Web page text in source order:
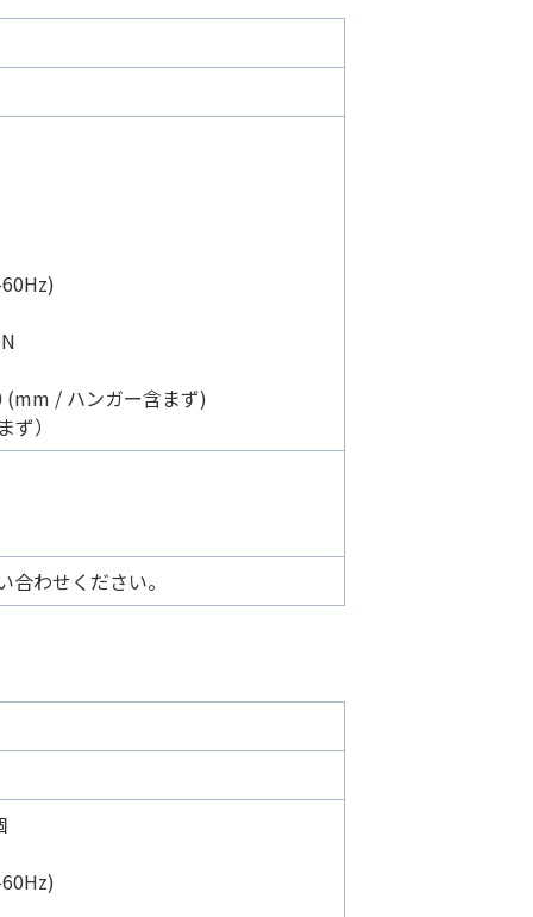
/ ハンガー含まず)
）
わせください。